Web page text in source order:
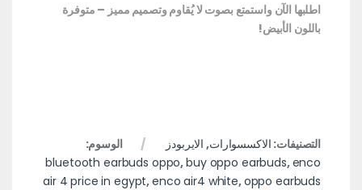
اطلبها الآن واستمتع بصوت لا يُقاوم وتصميم مميز – متوفرة
باللون الأبيض!
التصنيفات: الاكسسوارات, الايربودز
الوسوم:
bluetooth earbuds oppo,buy oppo earbuds,enco
air 4 price in egypt,enco air4 white,oppo earbuds